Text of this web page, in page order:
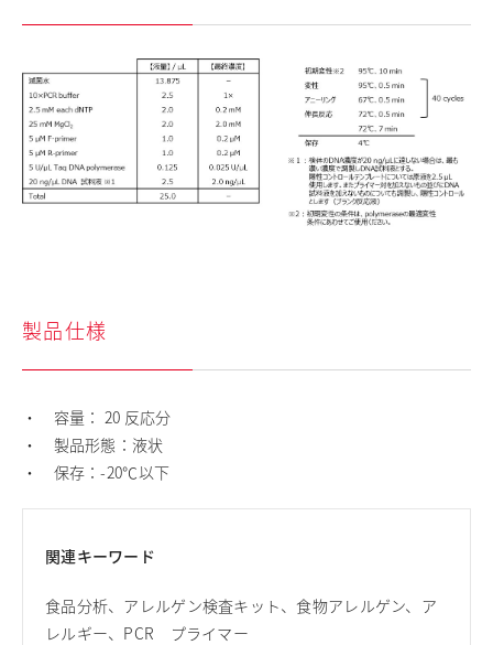
製品仕様
・ 容量： 20 反応分
・ 製品形態：液状
・ 保存：-20℃以下
関連キーワード
食品分析、アレルゲン検査キット、食物アレルゲン、ア
レルギー、PCR プライマー